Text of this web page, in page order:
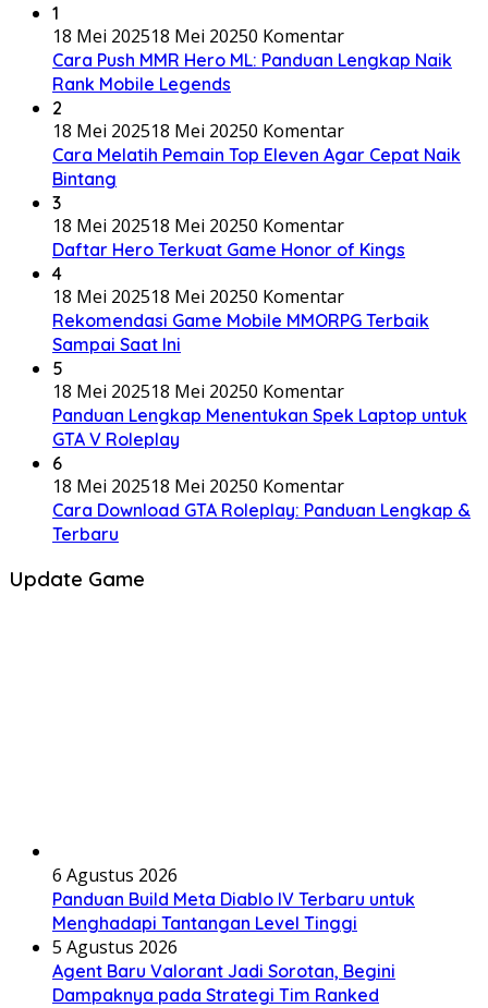
1
18 Mei 202518 Mei 20250 Komentar
Cara Push MMR Hero ML: Panduan Lengkap Naik
Rank Mobile Legends
2
18 Mei 202518 Mei 20250 Komentar
Cara Melatih Pemain Top Eleven Agar Cepat Naik
Bintang
3
18 Mei 202518 Mei 20250 Komentar
Daftar Hero Terkuat Game Honor of Kings
4
18 Mei 202518 Mei 20250 Komentar
Rekomendasi Game Mobile MMORPG Terbaik
Sampai Saat Ini
5
18 Mei 202518 Mei 20250 Komentar
Panduan Lengkap Menentukan Spek Laptop untuk
GTA V Roleplay
6
18 Mei 202518 Mei 20250 Komentar
Cara Download GTA Roleplay: Panduan Lengkap &
Terbaru
Update Game
6 Agustus 2026
Panduan Build Meta Diablo IV Terbaru untuk
Menghadapi Tantangan Level Tinggi
5 Agustus 2026
Agent Baru Valorant Jadi Sorotan, Begini
Dampaknya pada Strategi Tim Ranked